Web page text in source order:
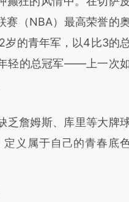
场。推荐点击链接阅读
赛（NBA）最高荣誉的
岁的青年军，以4比3的总
轻的总冠军——上一次
詹姆斯、库里等大牌
义属于自己的青春底